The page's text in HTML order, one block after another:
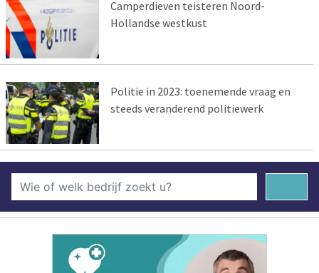
Camperdieven teisteren Noord-
Hollandse westkust
Politie in 2023: toenemende vraag en
steeds veranderend politiewerk